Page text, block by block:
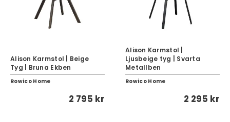
Alison Karmstol | Beige
Tyg | Bruna Ekben
Rowico Home
2 795 kr
Alison Karmstol |
Ljusbeige tyg | Svarta
Metallben
Rowico Home
2 295 kr